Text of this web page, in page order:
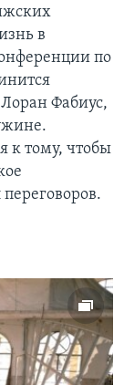
в
по
Фабиус,
к тому, чтобы
переговоров.